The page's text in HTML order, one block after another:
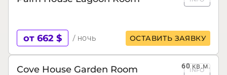
от 662 $ / ночь ОСТАВИТЬ ЗАЯВКУ
60кв.м.
Cove House Garden Room INFO